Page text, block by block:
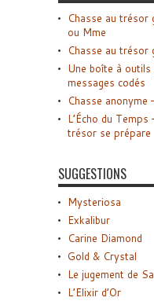
Chasse au trésor
ou Mme
Chasse au trésor
Une boîte à
messages codés
Chasse anonyme
L’Écho du
trésor se prépare
SUGGESTIONS
Mysteriosa
Exkalibur
Carine Diamond
Gold & Crystal
Le jugement de
L’Elixir d’Or